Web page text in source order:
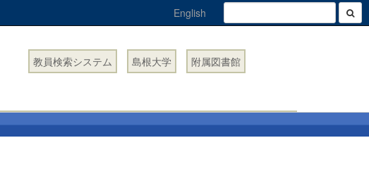
English
教員検索システム 島根大学 附属図書館